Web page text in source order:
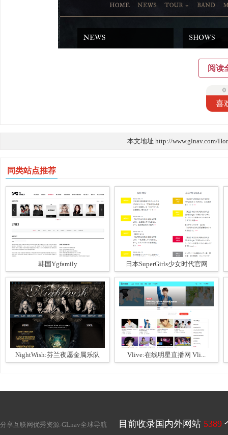
阅读
0
喜
本文地址 http://www.glnav.com/
同类站点推荐
韩国Ygfamily 日本SuperGirls少女时代官网
NightWish:芬兰夜愿金属乐队 Vlive:在线明星直播网 Vli...
分享互联网优秀资源-GLnav全球导航 目前收录国内外网站 5389